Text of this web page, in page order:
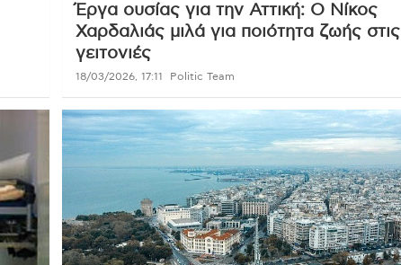
Έργα ουσίας για την Αττική: Ο Νίκος
Χαρδαλιάς μιλά για ποιότητα ζωής στις
γειτονιές
18/03/2026, 17:11 Politic Team